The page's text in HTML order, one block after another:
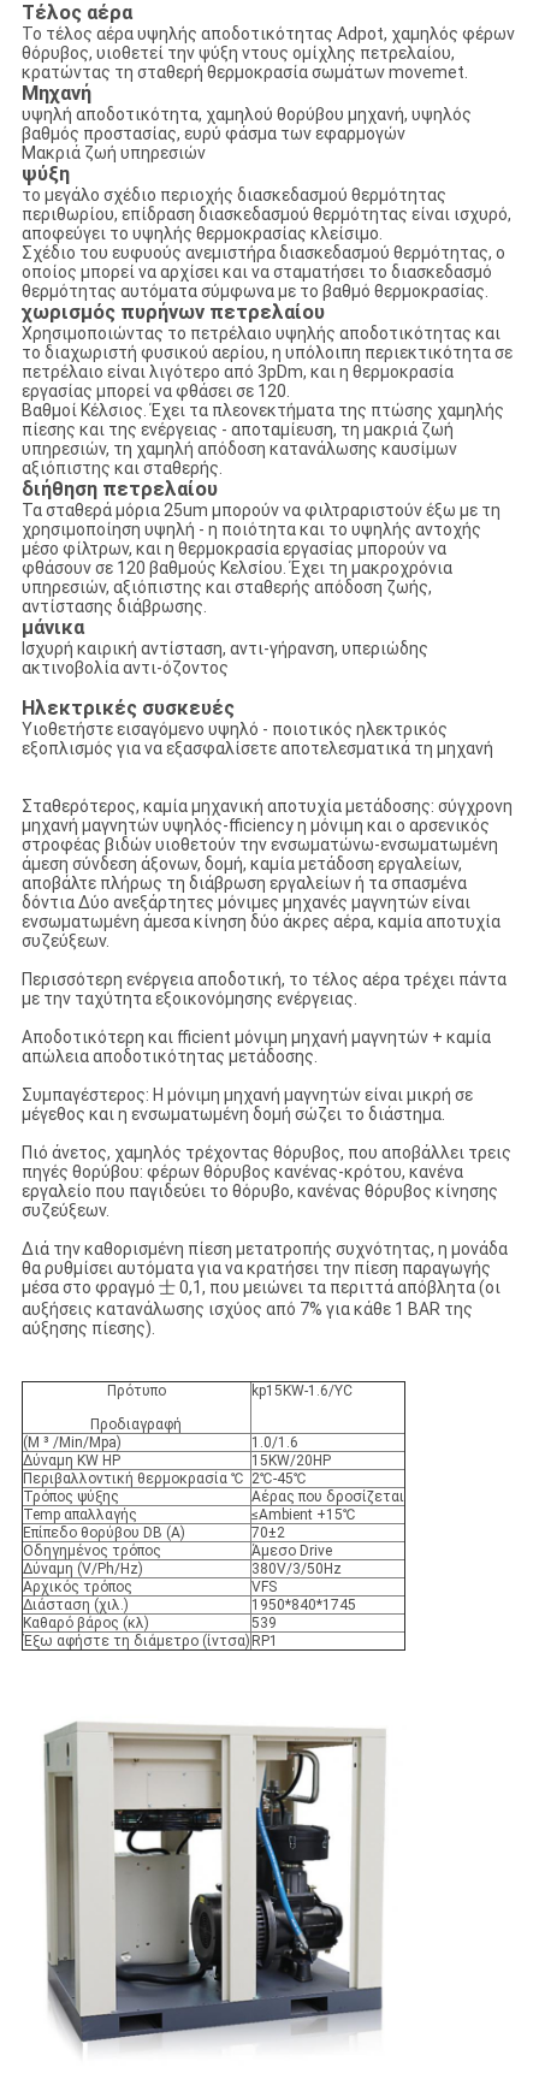
Τέλος αέρα
Το τέλος αέρα υψηλής αποδοτικότητας Adpot, χαμηλός φέρων
θόρυβος, υιοθετεί την ψύξη ντους ομίχλης πετρελαίου,
κρατώντας τη σταθερή θερμοκρασία σωμάτων movemet.
Μηχανή
υψηλή αποδοτικότητα, χαμηλού θορύβου μηχανή, υψηλός
βαθμός προστασίας, ευρύ φάσμα των εφαρμογών
Μακριά ζωή υπηρεσιών
ψύξη
το μεγάλο σχέδιο περιοχής διασκεδασμού θερμότητας
περιθωρίου, επίδραση διασκεδασμού θερμότητας είναι ισχυρό,
αποφεύγει το υψηλής θερμοκρασίας κλείσιμο.
Σχέδιο του ευφυούς ανεμιστήρα διασκεδασμού θερμότητας, ο
οποίος μπορεί να αρχίσει και να σταματήσει το διασκεδασμό
θερμότητας αυτόματα σύμφωνα με το βαθμό θερμοκρασίας.
χωρισμός πυρήνων πετρελαίου
Χρησιμοποιώντας το πετρέλαιο υψηλής αποδοτικότητας και
το διαχωριστή φυσικού αερίου, η υπόλοιπη περιεκτικότητα σε
πετρέλαιο είναι λιγότερο από 3pDm, και η θερμοκρασία
εργασίας μπορεί να φθάσει σε 120.
Βαθμοί Κέλσιος. Έχει τα πλεονεκτήματα της πτώσης χαμηλής
πίεσης και της ενέργειας - αποταμίευση, τη μακριά ζωή
υπηρεσιών, τη χαμηλή απόδοση κατανάλωσης καυσίμων
αξιόπιστης και σταθερής.
διήθηση πετρελαίου
Τα σταθερά μόρια 25um μπορούν να φιλτραριστούν έξω με τη
χρησιμοποίηση υψηλή - η ποιότητα και το υψηλής αντοχής
μέσο φίλτρων, και η θερμοκρασία εργασίας μπορούν να
φθάσουν σε 120 βαθμούς Κελσίου. Έχει τη μακροχρόνια
υπηρεσιών, αξιόπιστης και σταθερής απόδοση ζωής,
αντίστασης διάβρωσης.
μάνικα
Ισχυρή καιρική αντίσταση, αντι-γήρανση, υπεριώδης
ακτινοβολία αντι-όζοντος
Ηλεκτρικές συσκευές
Υιοθετήστε εισαγόμενο υψηλό - ποιοτικός ηλεκτρικός
εξοπλισμός για να εξασφαλίσετε αποτελεσματικά τη μηχανή
Σταθερότερος, καμία μηχανική αποτυχία μετάδοσης: σύγχρονη
μηχανή μαγνητών υψηλός-fficiency η μόνιμη και ο αρσενικός
στροφέας βιδών υιοθετούν την ενσωματώνω-ενσωματωμένη
άμεση σύνδεση άξονων, δομή, καμία μετάδοση εργαλείων,
αποβάλτε πλήρως τη διάβρωση εργαλείων ή τα σπασμένα
δόντια Δύο ανεξάρτητες μόνιμες μηχανές μαγνητών είναι
ενσωματωμένη άμεσα κίνηση δύο άκρες αέρα, καμία αποτυχία
συζεύξεων.
Περισσότερη ενέργεια αποδοτική, το τέλος αέρα τρέχει πάντα
με την ταχύτητα εξοικονόμησης ενέργειας.
Αποδοτικότερη και fficient μόνιμη μηχανή μαγνητών + καμία
απώλεια αποδοτικότητας μετάδοσης.
Συμπαγέστερος: Η μόνιμη μηχανή μαγνητών είναι μικρή σε
μέγεθος και η ενσωματωμένη δομή σώζει το διάστημα.
Πιό άνετος, χαμηλός τρέχοντας θόρυβος, που αποβάλλει τρεις
πηγές θορύβου: φέρων θόρυβος κανένας-κρότου, κανένα
εργαλείο που παγιδεύει το θόρυβο, κανένας θόρυβος κίνησης
συζεύξεων.
Διά την καθορισμένη πίεση μετατροπής συχνότητας, η μονάδα
θα ρυθμίσει αυτόματα για να κρατήσει την πίεση παραγωγής
μέσα στο φραγμό 士 0,1, που μειώνει τα περιττά απόβλητα (οι
αυξήσεις κατανάλωσης ισχύος από 7% για κάθε 1 BAR της
αύξησης πίεσης).
Πρότυπο
Προδιαγραφή
kp15KW-1.6/YC
(Μ ³ /Min/Mpa)
1.0/1.6
Δύναμη KW HP
15KW/20HP
Περιβαλλοντική θερμοκρασία ℃ 2℃-45℃
Τρόπος ψύξης
Αέρας που δροσίζεται
Temp απαλλαγής
≤Ambient +15℃
Επίπεδο θορύβου DB (Α)
70±2
Οδηγημένος τρόπος
Άμεσο Drive
Δύναμη (V/Ph/Hz)
380V/3/50Hz
Αρχικός τρόπος
VFS
Διάσταση (χιλ.)
1950*840*1745
Καθαρό βάρος (κλ)
539
Έξω αφήστε τη διάμετρο (ίντσα) RP1